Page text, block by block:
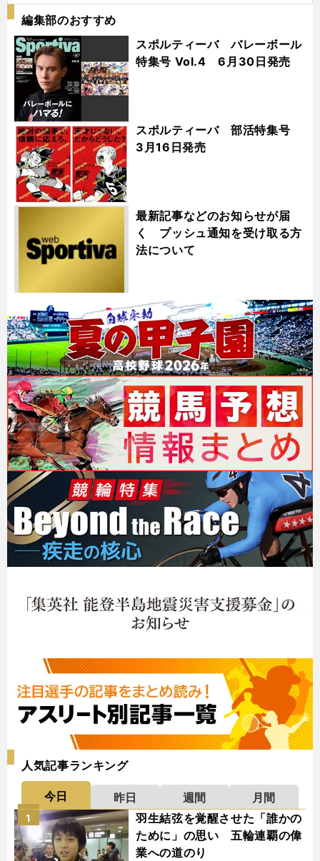
編集部のおすすめ
スポルティーバ バレーボール
特集号 Vol.4 6月30日発売
スポルティーバ 部活特集号
3月16日発売
最新記事などのお知らせが届
く プッシュ通知を受け取る方
法について
人気記事ランキング
今日 昨日 週間
月間
羽生結弦を覚醒させた「誰かの
ために」の思い 五輪連覇の偉
業への道のり
1